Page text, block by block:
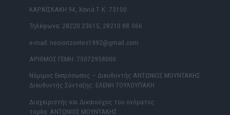
ΚΑΡΑΪΣΚΑΚΗ 94, Χανιά Τ.Κ. 73100
Τηλέφωνα: 28220 23615, 28210 88.066
e-mail: neoiorizontes1992@gmail.com
ΑΡΙΘΜΟΣ ΓΕΜΗ: 75072958000
Νόμιμος Εκπρόσωπος – Διευθυντής ΑΝΤΩΝΙΟΣ ΜΟΥΝΤΑΚΗΣ
Διευθυντής Σύνταξης: ΕΛΕΝΗ ΤΟΥΛΟΥΠΑΚΗ
Διαχειριστής και Δικαιούχος του ονόματος
τομέα: ΑΝΤΩΝΙΟΣ ΜΟΥΝΤΑΚΗΣ